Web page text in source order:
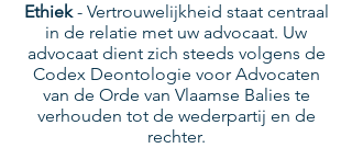
Ethiek- Vertrouwelijkheid staat centraal
in de relatie met uw advocaat. Uw
advocaat dient zich steeds volgens de
Codex Deontologie voor Advocaten
van de Orde van Vlaamse Balies te
verhouden tot de wederpartij en de
rechter.